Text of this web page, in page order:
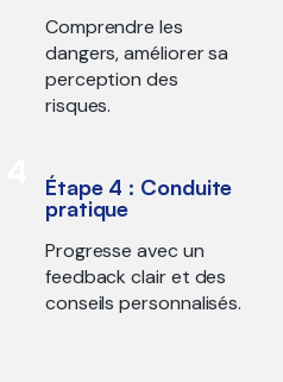
Comprendre les
dangers, améliorer sa
perception des
risques.
Étape 4 : Conduite
pratique
Progresse avec un
feedback clair et des
conseils personnalisés.